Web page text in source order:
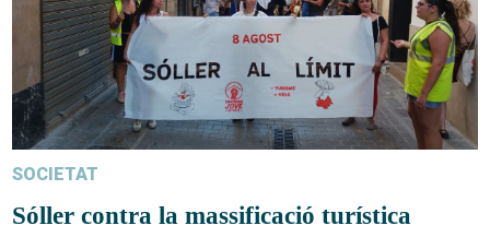
SOCIETAT
Sóller contra la massificació turística